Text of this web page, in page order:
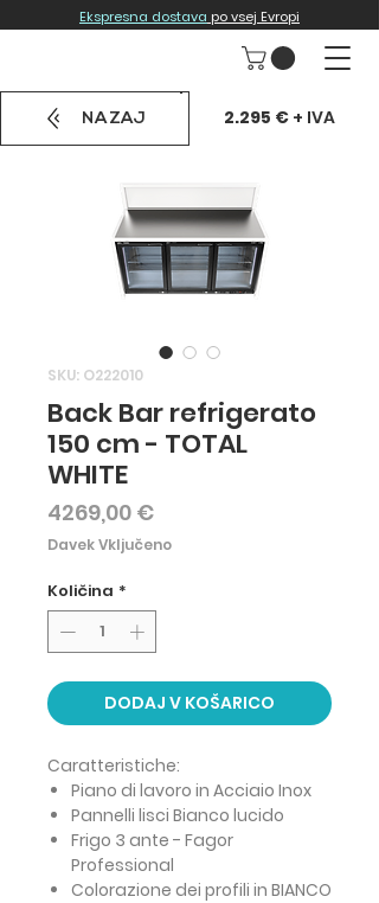
Ekspresna dostava po vsej Evropi
SKU: O222010
Back Bar refrigerato
150 cm - TOTAL
WHITE
4269,00 €Price
Davek Vključeno
Količina *
DODAJ V KOŠARICO
Caratteristiche:
Piano di lavoro in Acciaio Inox
Pannelli lisci Bianco lucido
Frigo 3 ante - Fagor
Professional
Colorazione dei profili in BIANCO
NAZAJ 2.295 €+ IVA